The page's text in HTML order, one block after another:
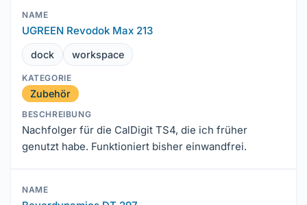
UGREEN Revodok Max 213
dock workspace
Zubehör
Nachfolger für die CalDigit TS4, die ich früher
genutzt habe. Funktioniert bisher einwandfrei.